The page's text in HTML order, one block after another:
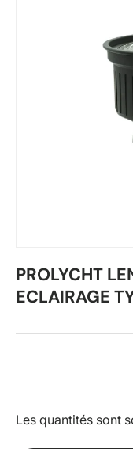
PROLYCHT
ECLAIRAGE
Les quantités sont